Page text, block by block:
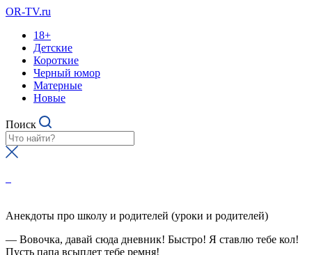
OR-TV.ru
18+
Детские
Короткие
Черный юмор
Матерные
Новые
Поиск
Анекдоты про школу и родителей (уроки и родителей)
— Вовочка, давай сюда дневник! Быстро! Я ставлю тебе кол!
Пусть папа всыплет тебе ремня!